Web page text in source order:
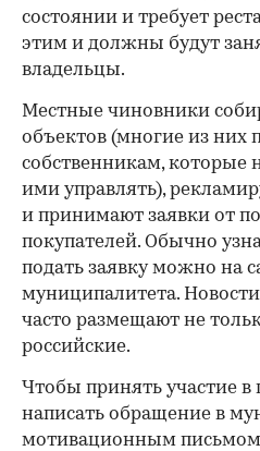
состоянии и требует
этим и должны будут
владельцы.
Местные чиновники
объектов (многие из них
собственникам, которые
ими управлять),
и принимают заявки от
покупателей. Обычно
подать заявку можно на
муниципалитета.
часто размещают не
российские.
Чтобы принять участие в
написать обращение в
мотивационным письмом